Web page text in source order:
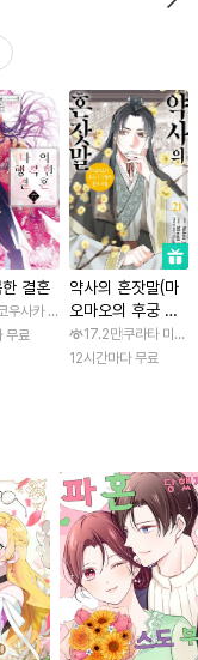
결혼
우사카 리토 / 아기토기 아쿠미
무료
약사의 혼잣말(마
오마오의 후궁 수
수께끼 풀이수첩)
17.2만쿠라타 미노
12시간마다 무료